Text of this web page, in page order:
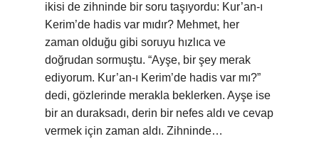
ikisi de zihninde bir soru taşıyordu: Kur’an-ı
Kerim’de hadis var mıdır? Mehmet, her
zaman olduğu gibi soruyu hızlıca ve
doğrudan sormuştu. “Ayşe, bir şey merak
ediyorum. Kur’an-ı Kerim’de hadis var mı?”
dedi, gözlerinde merakla beklerken. Ayşe ise
bir an duraksadı, derin bir nefes aldı ve cevap
vermek için zaman aldı. Zihninde…